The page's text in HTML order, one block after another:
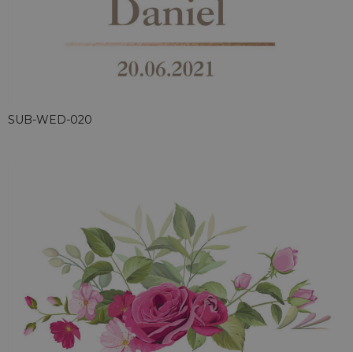
SUB-WED-020